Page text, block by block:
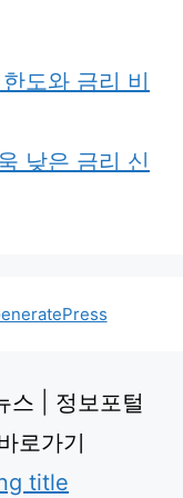
도와 금리 비
낮은 금리 신
스
정보포털
로가기
title